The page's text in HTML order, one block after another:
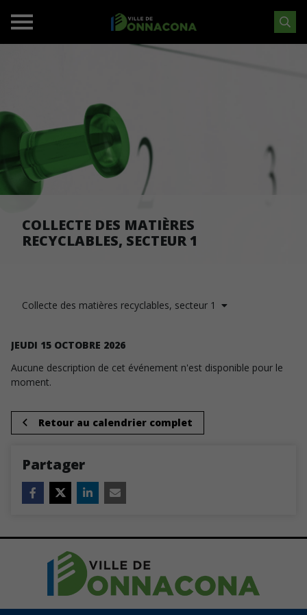
COLLECTE DES MATIÈRES
RECYCLABLES, SECTEUR 1
Collecte des matières recyclables, secteur 1
JEUDI 15 OCTOBRE 2026
Aucune description de cet événement n'est disponible pour le
moment.
Retour au calendrier complet
Partager